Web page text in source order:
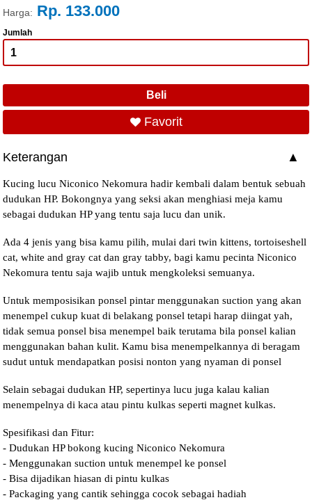
Harga: Rp. 133.000
Jumlah
Favorit
Keterangan
Kucing lucu Niconico Nekomura hadir kembali dalam bentuk sebuah
dudukan HP. Bokongnya yang seksi akan menghiasi meja kamu
sebagai dudukan HP yang tentu saja lucu dan unik.
Ada 4 jenis yang bisa kamu pilih, mulai dari twin kittens, tortoiseshell
cat, white and gray cat dan gray tabby, bagi kamu pecinta Niconico
Nekomura tentu saja wajib untuk mengkoleksi semuanya.
Untuk memposisikan ponsel pintar menggunakan suction yang akan
menempel cukup kuat di belakang ponsel tetapi harap diingat yah,
tidak semua ponsel bisa menempel baik terutama bila ponsel kalian
menggunakan bahan kulit. Kamu bisa menempelkannya di beragam
sudut untuk mendapatkan posisi nonton yang nyaman di ponsel
Selain sebagai dudukan HP, sepertinya lucu juga kalau kalian
menempelnya di kaca atau pintu kulkas seperti magnet kulkas.
Spesifikasi dan Fitur:
- Dudukan HP bokong kucing Niconico Nekomura
- Menggunakan suction untuk menempel ke ponsel
- Bisa dijadikan hiasan di pintu kulkas
- Packaging yang cantik sehingga cocok sebagai hadiah